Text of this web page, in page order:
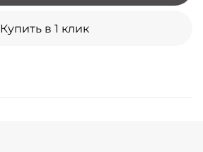
Купить в 1 клик